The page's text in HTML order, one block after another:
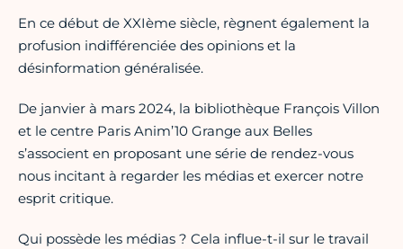
En ce début de XXIème siècle, règnent également la
profusion indifférenciée des opinions et la
désinformation généralisée.
De janvier à mars 2024, la bibliothèque François Villon
et le centre Paris Anim’10 Grange aux Belles
s’associent en proposant une série de rendez-vous
nous incitant à regarder les médias et exercer notre
esprit critique.
Qui possède les médias ? Cela influe-t-il sur le travail